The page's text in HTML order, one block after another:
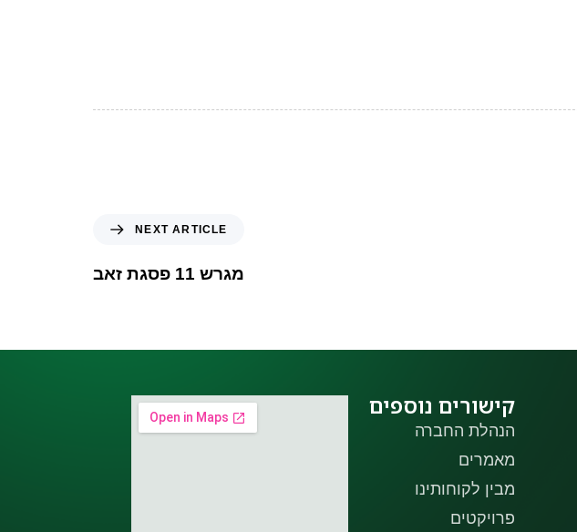
NEXT ARTICLE
מגרש 11 פסגת זאב
קישורים נוספים
הנהלת החברה
מאמרים
מבין לקוחותינו
פרויקטים